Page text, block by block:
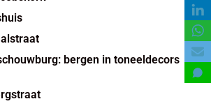
bergen in toneeldecors